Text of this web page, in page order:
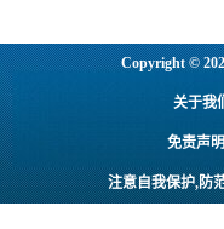
Copyright ©
关于我
免责声
注意自我保护,防